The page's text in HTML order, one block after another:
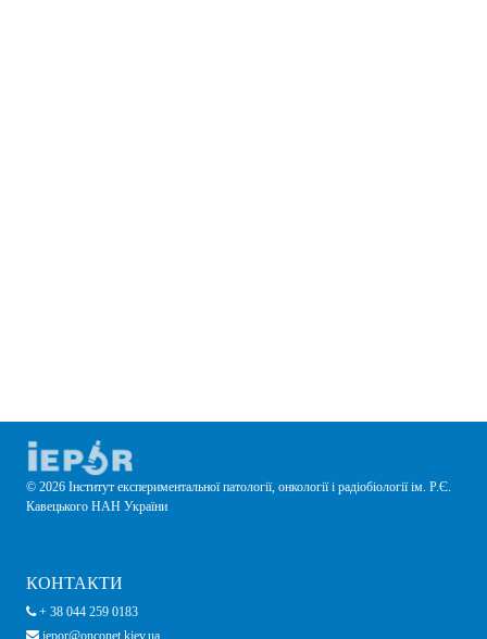
© 2026 Інститут експериментальної патології, онкології і радіобіології ім. Р.Є.
Кавецького НАН України
КОНТАКТИ
+ 38 044 259 0183